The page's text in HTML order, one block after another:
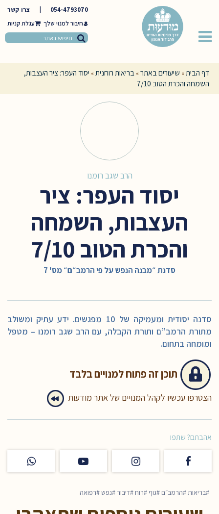
054-4793070
צרו קשר
חיבור למנוי שלך
דף הבית» שיעורים באתר» בריאות רוחנית» יסוד העפר: ציר העצבות,
השמחה והכרת הטוב 7/10
הרב שגב רומנו
יסוד העפר: ציר
העצבות, השמחה
והכרת הטוב 7/10
סדנת ״מבנה הנפש על פי הרמב״ם״ מס' 7
סדנה יסודית ומעמיקה של 10 מפגשים. ידע עתיק ומשולב
מתורת הרמב”ם ותורת הקבלה, עם הרב שגב רומנו – מטפל
ומומחה בתחום.
תוכן זה פתוח למנויים בלבד
הצטרפו עכשיו לקהל המנויים של אתר מודעות
אהבתם? שתפו
בריאות הרמב״ם גוף רוח דיבור נפש רפואה